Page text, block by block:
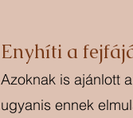
Enyhíti a
Azoknak is ajánlott
ugyanis ennek